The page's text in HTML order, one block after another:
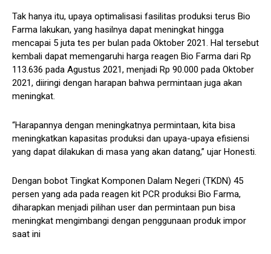
Tak hanya itu, upaya optimalisasi fasilitas produksi terus Bio
Farma lakukan, yang hasilnya dapat meningkat hingga
mencapai 5 juta tes per bulan pada Oktober 2021. Hal tersebut
kembali dapat memengaruhi harga reagen Bio Farma dari Rp
113.636 pada Agustus 2021, menjadi Rp 90.000 pada Oktober
2021, diiringi dengan harapan bahwa permintaan juga akan
meningkat.
“Harapannya dengan meningkatnya permintaan, kita bisa
meningkatkan kapasitas produksi dan upaya-upaya efisiensi
yang dapat dilakukan di masa yang akan datang,” ujar Honesti.
Dengan bobot Tingkat Komponen Dalam Negeri (TKDN) 45
persen yang ada pada reagen kit PCR produksi Bio Farma,
diharapkan menjadi pilihan user dan permintaan pun bisa
meningkat mengimbangi dengan penggunaan produk impor
saat ini